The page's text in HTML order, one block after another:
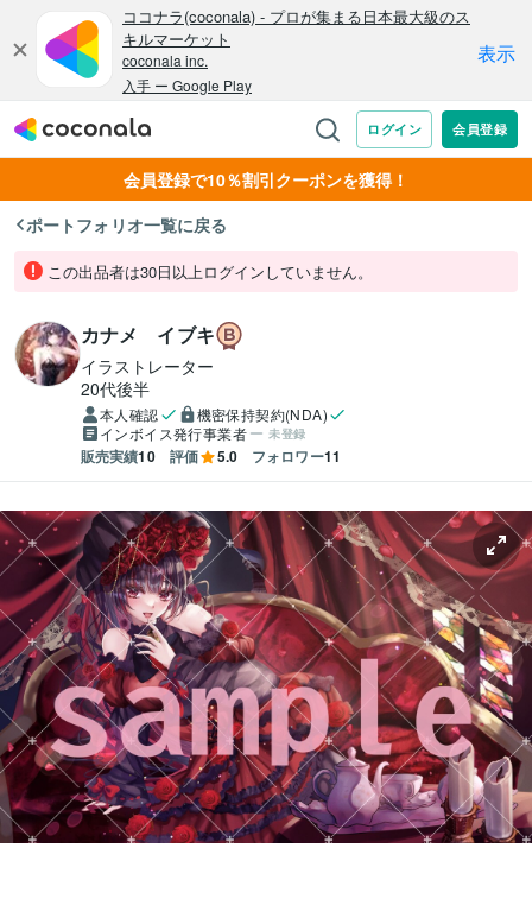
会員登録で10％割引クーポンを獲得！
ポートフォリオ一覧に戻る
この出品者は30日以上ログインしていません。
カナメ イブキ
イラストレーター
20代後半
本人確認
機密保持契約(NDA)
インボイス発行事業者
未登録
販売実績10 評価 5.0 フォロワー11